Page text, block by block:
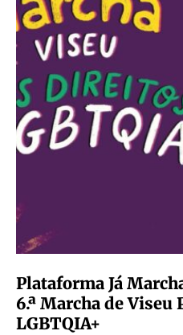
Plataforma Já
6.ª Marcha de Viseu
LGBTQIA+